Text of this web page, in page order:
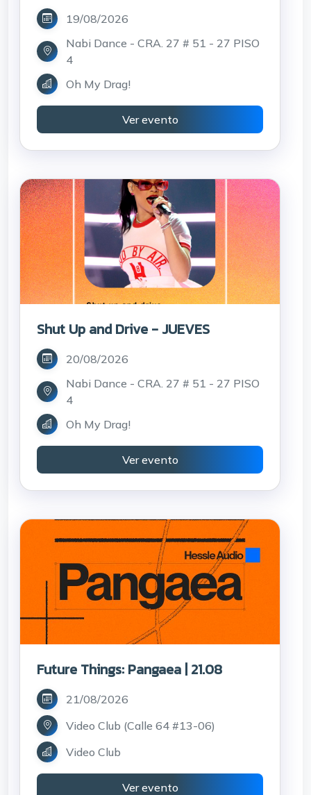
19/08/2026
Nabi Dance - CRA. 27 # 51 - 27 PISO
4
Oh My Drag!
Ver evento
Shut Up and Drive - JUEVES
20/08/2026
Nabi Dance - CRA. 27 # 51 - 27 PISO
4
Oh My Drag!
Ver evento
Future Things: Pangaea | 21.08
21/08/2026
Video Club (Calle 64 #13-06)
Video Club
Ver evento